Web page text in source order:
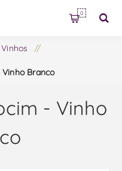
0
Vinhos /
Branco
- Vinho